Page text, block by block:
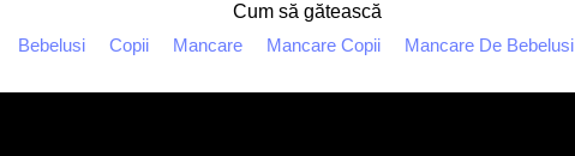
Cum să gătească
Bebelusi
Copii Mancare Mancare Copii Mancare De Bebelusi